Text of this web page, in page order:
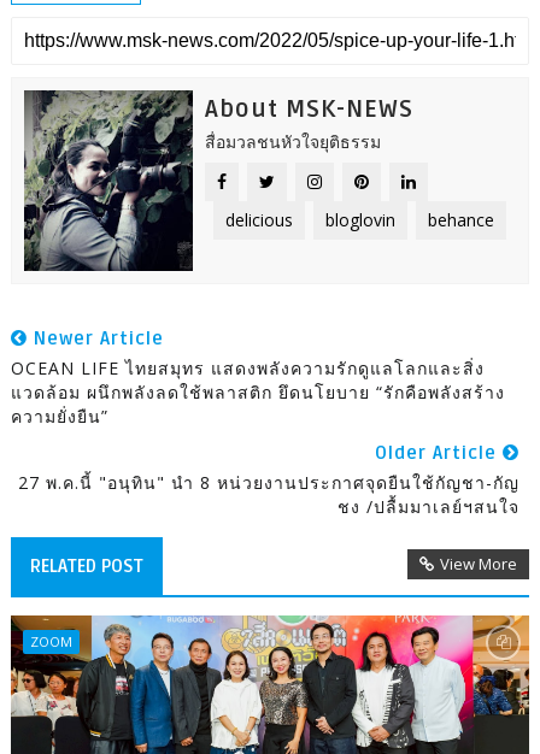
About MSK-NEWS
สื่อมวลชนหัวใจยุติธรรม
delicious bloglovin behance
Newer Article
OCEAN LIFE ไทยสมุทร แสดงพลังความรักดูแลโลกและสิ่ง
แวดล้อม ผนึกพลังลดใช้พลาสติก ยึดนโยบาย “รักคือพลังสร้าง
ความยั่งยืน”
Older Article
27 พ.ค.นี้ "อนุทิน" นำ 8 หน่วยงานประกาศจุดยืนใช้กัญชา-กัญ
ชง /ปลื้มมาเลย์ฯสนใจ
RELATED POST View More
ZOOM